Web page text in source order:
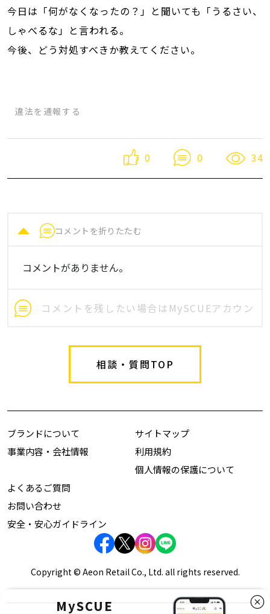
今日は「何がなくなったの？」と聞いても「うるさい、
しゃべるな」と言われる。
今後、どう対処すべきか教えてください。
違法を通報する
0 0 34
コメントを折りたたむ
コメントがありません。
相談・質問TOP
MySCUE
ブランドについて
事業内容・会社情報
サイトマップ
利用規約
個人情報の保護について
よくあるご質問
お問い合わせ
安全・安心ガイドライン
Copyright © Aeon Retail Co., Ltd. all rights reserved.